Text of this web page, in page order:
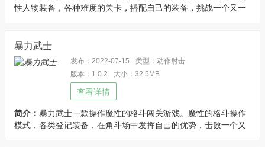
性人物装备，各种难度的关卡，搭配自己的装备，挑战一个又一
暴力武士
发布：2022-07-15
类型：动作射击
版本：1.0.2
大小：32.5MB
查看详情
简介： 暴力武士一款操作魔性的格斗闯关游戏。魔性的格斗操作
模式，各类登记装备，在角斗场中发挥自己的优势，击败一个又